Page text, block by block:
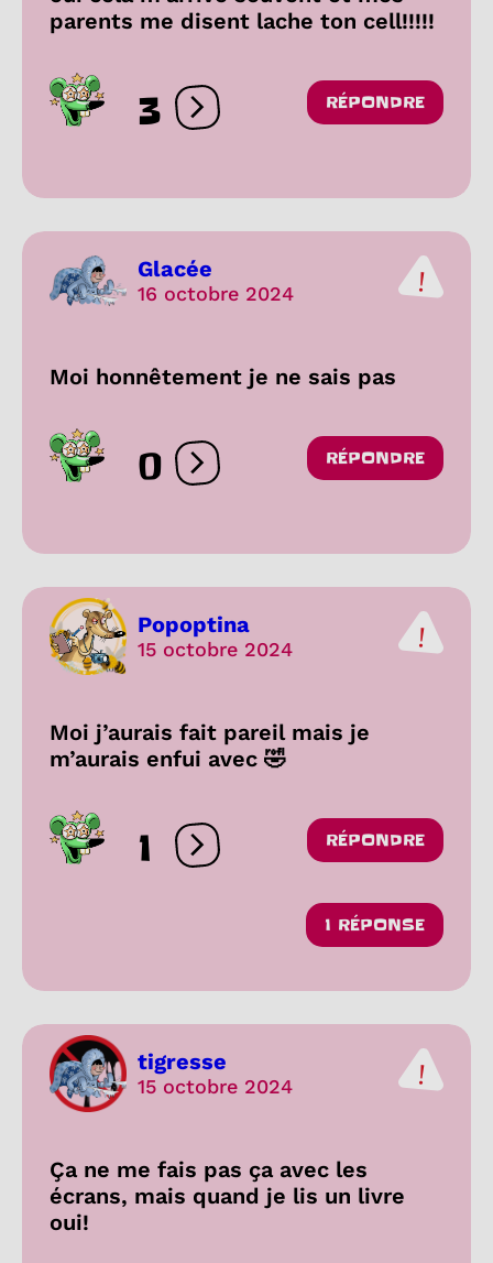
parents me disent lache ton cell!!!!!
3 Ouvrir les réactions
RÉPONDRE
Glacée
16 octobre 2024
Moi honnêtement je ne sais pas
0 Ouvrir les réactions
RÉPONDRE
Popoptina
15 octobre 2024
Moi j’aurais fait pareil mais je
m’aurais enfui avec 🤣
1 Ouvrir les réactions
RÉPONDRE
1 RÉPONSE
tigresse
15 octobre 2024
Ça ne me fais pas ça avec les
écrans, mais quand je lis un livre
oui!